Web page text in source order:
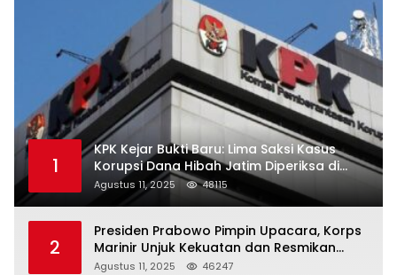
1
KPK Kejar Bukti Baru: Lima Saksi Kasus
Korupsi Dana Hibah Jatim Diperiksa di
Trenggalek
Agustus 11, 2025 48115
2
Presiden Prabowo Pimpin Upacara, Korps
Marinir Unjuk Kekuatan dan Resmikan
Struktur Baru
Agustus 11, 2025 46247